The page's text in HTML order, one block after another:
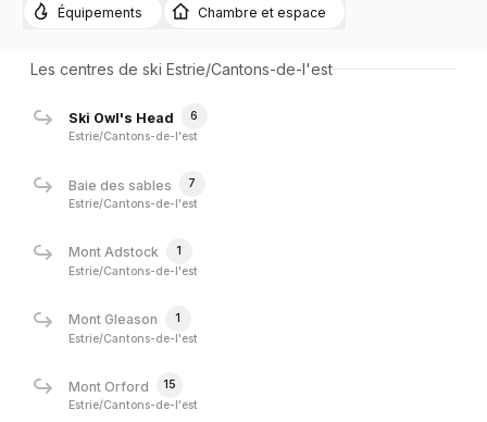
Équipements Chambre et espace
Les centres de ski Estrie/Cantons-de-l'est
Ski Owl's Head
6
Estrie/Cantons-de-l'est
Baie des sables
7
Estrie/Cantons-de-l'est
Mont Adstock
1
Estrie/Cantons-de-l'est
Mont Gleason
1
Estrie/Cantons-de-l'est
Mont Orford
15
Estrie/Cantons-de-l'est